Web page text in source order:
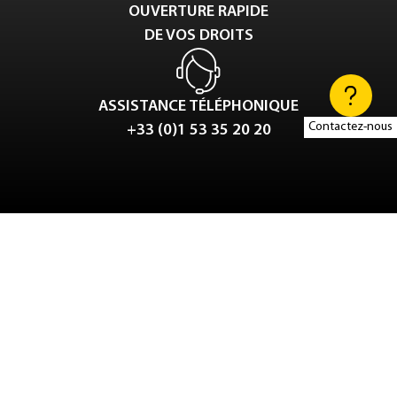
Contactez-nous
OUVERTURE RAPIDE
DE VOS DROITS
ASSISTANCE TÉLÉPHONIQUE
+33 (0)1 53 35 20 20